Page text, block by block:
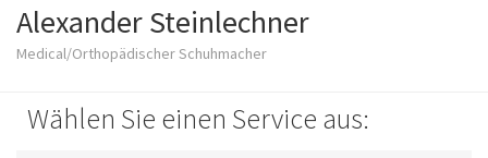
Alexander Steinlechner
Medical/Orthopädischer Schuhmacher
Wählen Sie einen Service aus: